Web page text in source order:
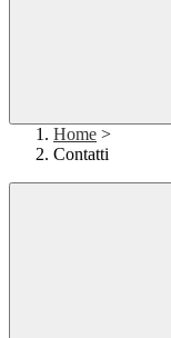
Home >
Contatti